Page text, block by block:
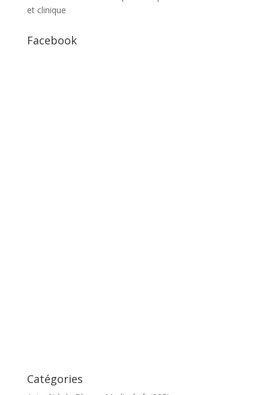
et clinique
Facebook
Catégories